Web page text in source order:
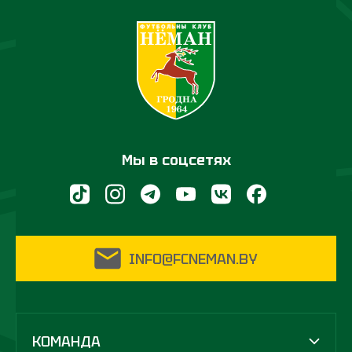
Мы в соцсетях
INFO@FCNEMAN.BY
КОМАНДА